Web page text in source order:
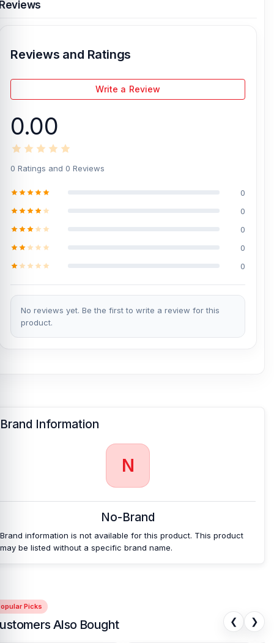
Reviews and Ratings
Write a Review
0.00
0 Ratings and 0 Reviews
0
0
0
0
0
No reviews yet. Be the first to write a review for this
product.
Brand Information
N
No-Brand
Brand information is not available for this product. This product
may be listed without a specific brand name.
Picks
Also Bought ❮ ❯